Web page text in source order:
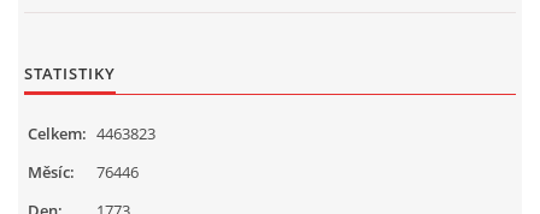
STATISTIKY
Celkem: 4463823
Měsíc:
76446